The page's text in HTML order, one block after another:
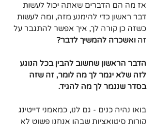
אז מה הם הדברים שאתה יכול לעשות
דבר ראשון כדי להימנע מזה, ומה לעשות
כשזה כן קורה לך, איך אפשר להתגבר על
זה ואשכרה להמשיך לדבר?
הדבר הראשון שחשוב להבין בכל הנוגע
לזה שלא יגמר לך מה לומר, זה שזה
בסדר שנגמר לך מה להגיד.
בואו נהיה כנים - גם לנו, כמאמני דייטינג
קורות סיטואציות שבהן אנחנו פשוט לא